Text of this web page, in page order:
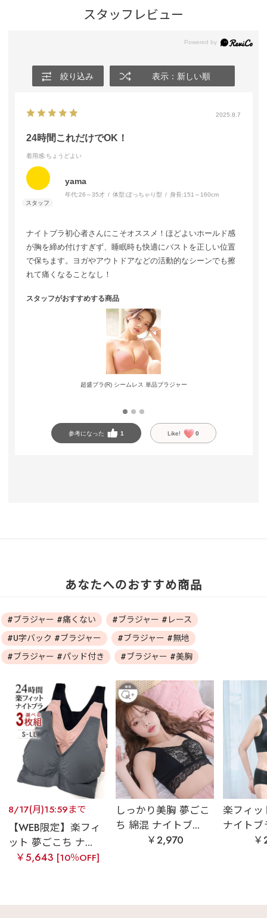
スタッフレビュー
絞り込み 表示：新しい順
2025.8.7
24時間これだけでOK！
着用感:ちょうどよい
yama
年代:26～35才 体型:ぽっちゃり型 身長:151～160cm
ナイトブラ初心者さんにこそオススメ！ほどよいホールド感
が胸を締め付けすぎず、睡眠時も快適にバストを正しい位置
で保ちます。ヨガやアウトドアなどの活動的なシーンでも擦
れて痛くなることなし！
スタッフがおすすめする商品
超盛ブラ(R) シームレス 単品ブラジャー
参考になった 1 Like! 0
あなたへのおすすめ商品
#ブラジャー #痛くない
#ブラジャー #レース
#U字バック #ブラジャー
#ブラジャー #無地
#ブラジャー #パッド付き
#ブラジャー #美胸
8/17(月)15:59まで
【WEB限定】楽フィ
ット 夢ごこち ナ...
￥5,643 [10％OFF]
しっかり美胸 夢ごこ
ち 綿混 ナイトブ...
￥2,970
楽フィッ
ナイトブ